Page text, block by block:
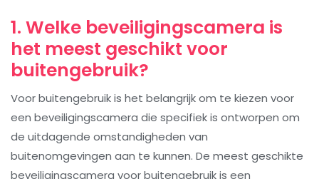
1. Welke beveiligingscamera is
het meest geschikt voor
buitengebruik?
Voor buitengebruik is het belangrijk om te kiezen voor
een beveiligingscamera die specifiek is ontworpen om
de uitdagende omstandigheden van
buitenomgevingen aan te kunnen. De meest geschikte
beveiligingscamera voor buitengebruik is een